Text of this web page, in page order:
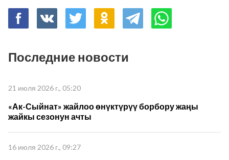
Последние новости
21 июля 2026 г., 05:20
«Ак-Сыйнат» жайлоо өнүктүрүү борбору жаңы
жайкы сезонун ачты
16 июля 2026 г., 09:27